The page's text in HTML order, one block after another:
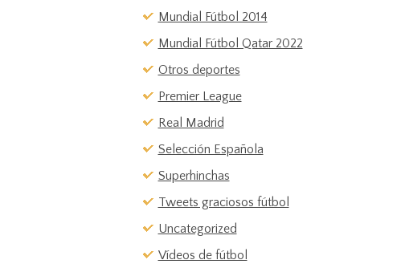
Mundial Fútbol 2014
Mundial Fútbol Qatar 2022
Otros deportes
Premier League
Real Madrid
Selección Española
Superhinchas
Tweets graciosos fútbol
Uncategorized
Vídeos de fútbol